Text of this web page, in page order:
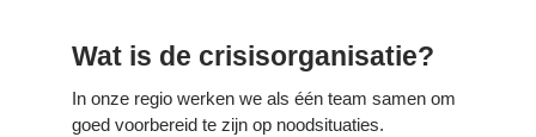
Wat is de crisisorganisatie?
In onze regio werken we als één team samen om
goed voorbereid te zijn op noodsituaties.